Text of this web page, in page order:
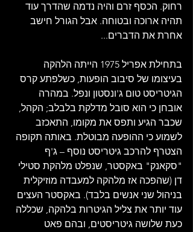
רחוק. הכסף זרם והיה נדמה שהדרך עוד
תהיה ארוכה ובטוחה. אבל הגורל חישב
אחרת את הדברים...
בתחילת אפריל 1975 הייתה הלהקה
בעיצומו של סיבוב הופעות, כשלפתע קרס
הגיטריסט טום ג'ונסטון ונפל. במהרה
אובחן כי הוא סובל מדלקת בלבלב; הקהל,
שכבר הגיע ותפס את מקומו, התאכזב
לשמוע כי ההופעה מבוטלת. באותה תקופה
הצטרף להרכב גיטריסט נוסף – ג'ף
"סקאנק" באקסטר, שנפלט מלהקת סטילי
דן (שהפכה אז מלהקה למעבדה מוזיקלית
בניהול שני אנשים בלבד). באקסטר העצים
עוד יותר את צליל הגיטרות בלהקה, שכללה
כעת שלושה גיטריסטים, ובהם פאט